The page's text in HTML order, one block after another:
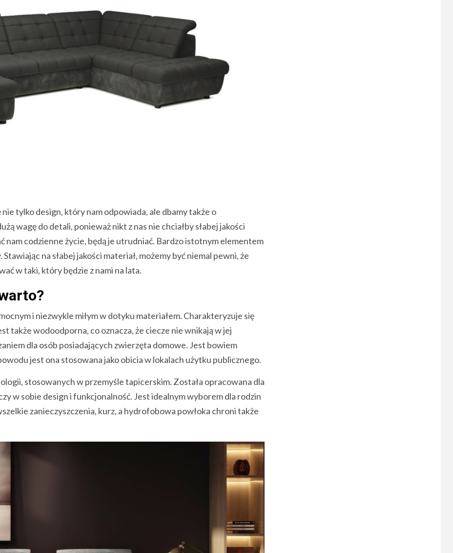
tylko design, który nam odpowiada, ale dbamy także o
wagę do detali, ponieważ nikt z nas nie chciałby słabej jakości
nam codzienne życie, będą je utrudniać. Bardzo istotnym elementem
na słabej jakości materiał, możemy być niemal pewni, że
w taki, który będzie z nami na lata.
i niezwykle miłym w dotyku materiałem. Charakteryzuje się
także wodoodporna, co oznacza, że ciecze nie wnikają w jej
dla osób posiadających zwierzęta domowe. Jest bowiem
jest ona stosowana jako obicia w lokalach użytku publicznego.
stosowanych w przemyśle tapicerskim. Została opracowana dla
w sobie design i funkcjonalność. Jest idealnym wyborem dla rodzin
zanieczyszczenia, kurz, a hydrofobowa powłoka chroni także